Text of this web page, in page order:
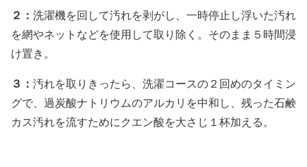
２： 洗濯機を回して汚れを剥がし、一時停止し浮いた汚れ
を網やネットなどを使用して取り除く。そのまま５時間浸
け置き。
３： 汚れを取りきったら、洗濯コースの２回めのタイミン
グで、過炭酸ナトリウムのアルカリを中和し、残った石鹸
カス汚れを流すためにクエン酸を大さじ１杯加える。